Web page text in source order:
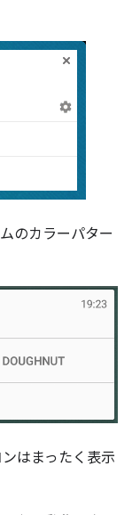
のカラーパター
はまったく表示